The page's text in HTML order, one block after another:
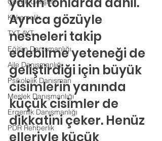
Kekemelik
TYT-AYT
Eğitim Danışmanlığı
Aile Danışmanlığı
Psikolojik Danışman
Meslek Danışmanlığı
Ergenlik Danışmanlığı
PDR Rehberlik
Ayrıca gözüyle
nesneleri takip
edebilme yeteneği de
geliştirdiği için büyük
cisimlerin yanında
küçük cisimler de
dikkatini çeker. Henüz
elleriyle küçük